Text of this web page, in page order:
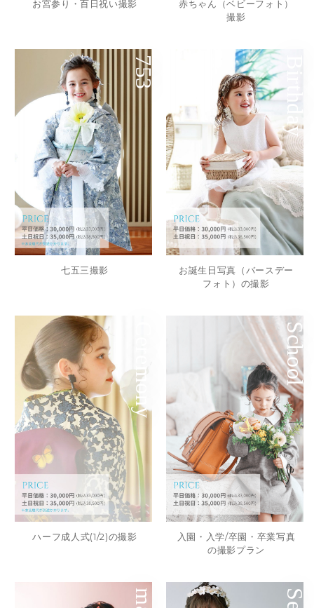
お宮参り・百日祝い撮影
赤ちゃん（ベビーフォト）
撮影
753
七五三撮影
Birthday
お誕生日写真（バースデー
フォト）の撮影
Ceremony
ハーフ成人式(1/2)の撮影
School
入園・入学/卒園・卒業写真
の撮影プラン